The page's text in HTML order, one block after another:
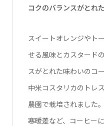
コクのバランスがとれ
スイートオレンジやト
せる風味とカスタード
スがとれた味わいのコー
中米コスタリカのトレ
農園で栽培されました
寒暖差など、コーヒー